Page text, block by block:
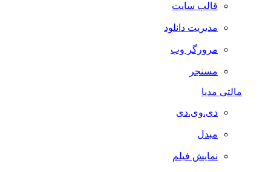
قالب سایت
مدیریت دانلود
مرورگر وب
مسنجر
مالتی مدیا
دی.وی.دی
مبدل
نمایش فیلم